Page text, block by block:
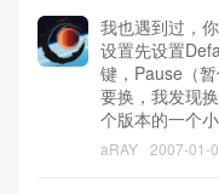
我也遇到过，
设置先设置
键，Pause（
要换，我发现
个版本的一个小
aRAY 2007-01-